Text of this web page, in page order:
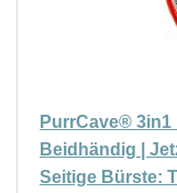
PurrCave®
Beidhändig |
Seitige Bürste: